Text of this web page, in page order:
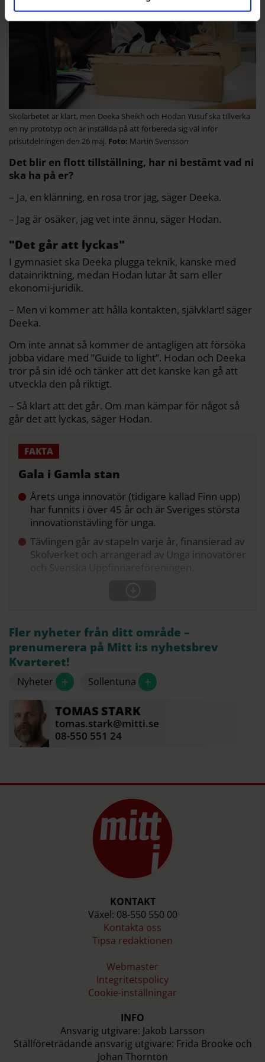
Skolarbetet är klart, men Deeka Sheikh och Hodan Yusuf ska tillverka
en ny prototyp och är inställda på att förbereda sig väl inför
prisutdelningen den 26 maj.
Martin Svensson
Det blir en flott tillställning, har ni bestämt vad ni
ska ha på er?
– Ja, en klänning, en rosa tror jag, säger Deeka.
– Jag är osäker, jag vet inte ännu, säger Hodan.
"Det går att lyckas"
I gymnasiet ska Deeka plugga teknik, kanske med
datainriktning, medan Hodan lutar åt sam eller
ekonomi-juridik.
– Men vi kommer att hålla kontakten, självklart! säger
Deeka.
Om inte annat så kommer de antagligen att försöka
jobba vidare med ”Guide to light”. Hodan och Deeka
tror på sin idé och tänker att det kanske kan gå att
utveckla den på riktigt.
– Så klart att det går. Om man kämpar för något så
går det att lyckas, säger Hodan.
Gala i Gamla stan
Årets unga innovatör (tidigare kallad Finn upp)
har funnits i över 45 år och är Sveriges största
innovationstävling för unga.
Tävlingen går av stapeln varje år, finansierad av
Skolverket och arrangerad av Unga innovatörer
och Svenska Uppfinnareföreningen.
Fler nyheter från ditt område –
prenumerera på Mitt i:s nyhetsbrev
Kvarteret!
Nyheter + Sollentuna +
TOMAS STARK
tomas.stark@mitti.se
08-550 551 24
KONTAKT
Växel: 08-550 550 00
Kontakta oss
Tipsa redaktionen
Webmaster
Integritetspolicy
Cookie-inställningar
INFO
Ansvarig utgivare: Jakob Larsson
Ställföreträdande ansvarig utgivare: Frida Brooke och
Johan Thornton